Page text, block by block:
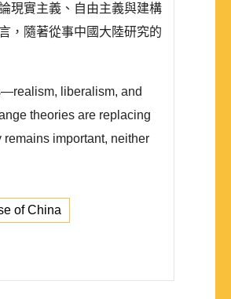
現實主義、自由主義與建構
，隨著從事中國大陸研究的
liberalism, and
theories are replacing
important, neither
of China